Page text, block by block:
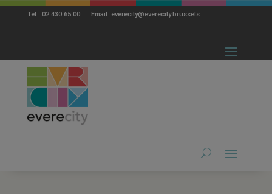
Tel : 02 430 65 00 Email: everecity@everecity.brussels
modal-check